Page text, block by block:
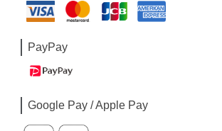
PayPay
Google Pay / Apple Pay